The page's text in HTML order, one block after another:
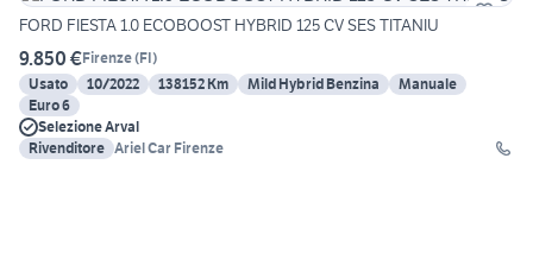
FORD FIESTA 1.0 ECOBOOST HYBRID 125 CV SES TITANIU
9.850 €Firenze(FI)
Usato
10/2022 138152 Km Mild Hybrid Benzina
Manuale
Euro 6
Selezione Arval
Rivenditore Ariel Car Firenze